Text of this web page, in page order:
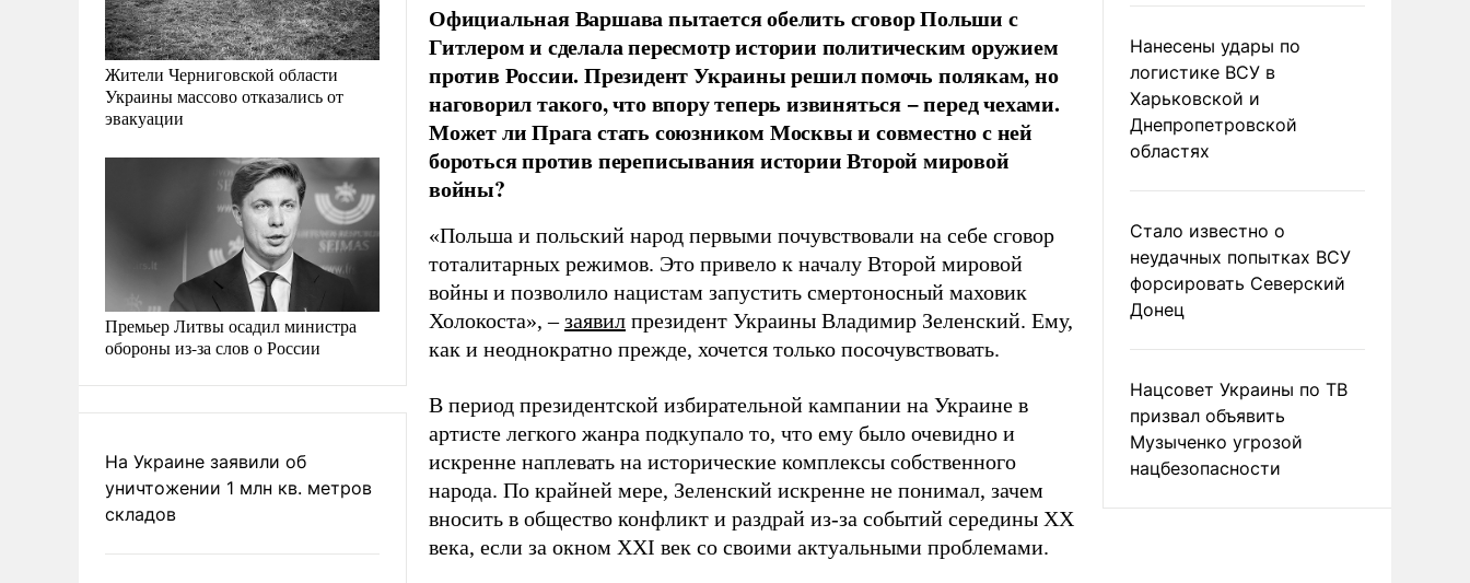
Жители Черниговской области
Украины массово отказались от
эвакуации
Премьер Литвы осадил министра
обороны из-за слов о России
На Украине заявили об
уничтожении 1 млн кв. метров
складов
Официальная Варшава пытается обелить сговор Польши с
Гитлером и сделала пересмотр истории политическим оружием
против России. Президент Украины решил помочь полякам, но
наговорил такого, что впору теперь извиняться − перед чехами.
Может ли Прага стать союзником Москвы и совместно с ней
бороться против переписывания истории Второй мировой
войны?
«Польша и польский народ первыми почувствовали на себе сговор
тоталитарных режимов. Это привело к началу Второй мировой
войны и позволило нацистам запустить смертоносный маховик
Холокоста», –заявил президент Украины Владимир Зеленский. Ему,
как и неоднократно прежде, хочется только посочувствовать.
В период президентской избирательной кампании на Украине в
артисте легкого жанра подкупало то, что ему было очевидно и
искренне наплевать на исторические комплексы собственного
народа. По крайней мере, Зеленский искренне не понимал, зачем
вносить в общество конфликт и раздрай из-за событий середины XX
века, если за окном XXI век со своими актуальными проблемами.
Нанесены удары по
логистике ВСУ в
Харьковской и
Днепропетровской
областях
Стало известно о
неудачных попытках ВСУ
форсировать Северский
Донец
Нацсовет Украины по ТВ
призвал объявить
Музыченко угрозой
нацбезопасности